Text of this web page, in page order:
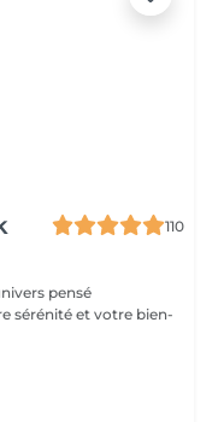
110
sérénité et votre bien-